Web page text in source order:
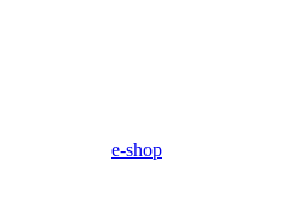
e-shop